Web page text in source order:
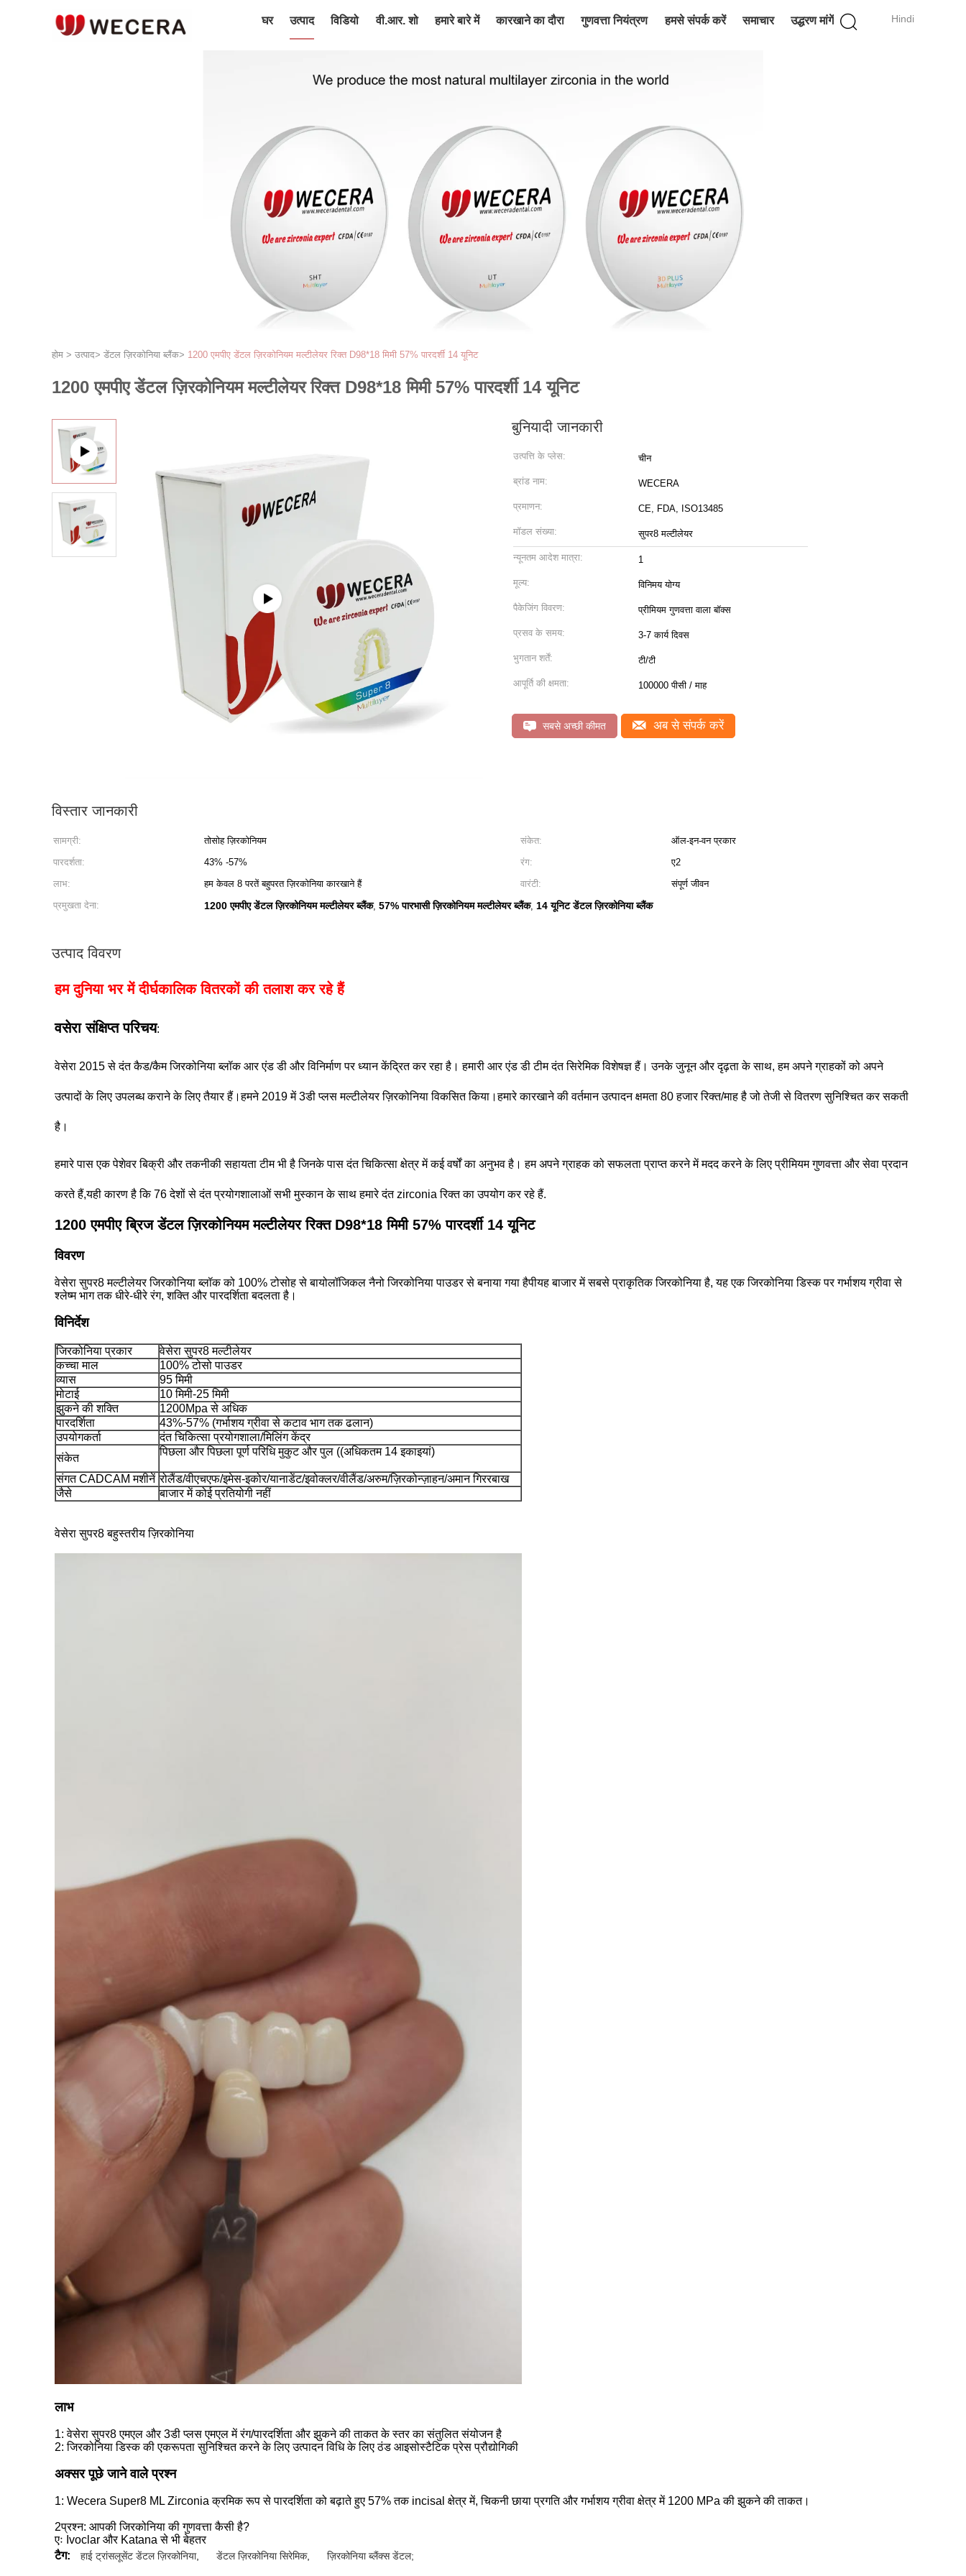
Hindi
घर उत्पाद विडियो वी.आर. शो हमारे बारे में कारखाने का दौरा गुणवत्ता नियंत्रण हमसे संपर्क करें समाचार उद्धरण मांगें
होम > उत्पाद> डेंटल ज़िरकोनिया ब्लैंक> 1200 एमपीए डेंटल ज़िरकोनियम मल्टीलेयर रिक्त D98*18 मिमी 57% पारदर्शी 14 यूनिट
1200 एमपीए डेंटल ज़िरकोनियम मल्टीलेयर रिक्त D98*18 मिमी 57% पारदर्शी 14 यूनिट
बुनियादी जानकारी
उत्पत्ति के प्लेस: चीन
ब्रांड नाम: WECERA
प्रमाणन: CE, FDA, ISO13485
मॉडल संख्या: सुपर8 मल्टीलेयर
न्यूनतम आदेश मात्रा: 1
मूल्य: विनिमय योग्य
पैकेजिंग विवरण: प्रीमियम गुणवत्ता वाला बॉक्स
प्रसव के समय: 3-7 कार्य दिवस
भुगतान शर्तें: टी/टी
आपूर्ति की क्षमता: 100000 पीसी / माह
सबसे अच्छी कीमत अब से संपर्क करें
विस्तार जानकारी
सामग्री: तोसोह ज़िरकोनियम संकेत:
ऑल-इन-वन प्रकार
पारदर्शता:
43% -57% रंग:
ए2
लाभ:
हम केवल 8 परतें बहुपरत ज़िरकोनिया कारखाने हैं वारंटी:
संपूर्ण जीवन
प्रमुखता देना:
1200 एमपीए डेंटल ज़िरकोनियम मल्टीलेयर ब्लैंक, 57% पारभासी ज़िरकोनियम मल्टीलेयर ब्लैंक, 14 यूनिट डेंटल ज़िरकोनिया ब्लैंक
उत्पाद विवरण
हम दुनिया भर में दीर्घकालिक वितरकों की तलाश कर रहे हैं
वसेरा संक्षिप्त परिचय:
वेसेरा 2015 से दंत कैड/कैम जिरकोनिया ब्लॉक आर एंड डी और विनिर्माण पर ध्यान केंद्रित कर रहा है। हमारी आर एंड डी टीम दंत सिरेमिक विशेषज्ञ हैं। उनके जुनून और दृढ़ता के साथ, हम अपने ग्राहकों को अपने
उत्पादों के लिए उपलब्ध कराने के लिए तैयार हैं।हमने 2019 में 3डी प्लस मल्टीलेयर ज़िरकोनिया विकसित किया।हमारे कारखाने की वर्तमान उत्पादन क्षमता 80 हजार रिक्त/माह है जो तेजी से वितरण सुनिश्चित कर सकती
है।
हमारे पास एक पेशेवर बिक्री और तकनीकी सहायता टीम भी है जिनके पास दंत चिकित्सा क्षेत्र में कई वर्षों का अनुभव है। हम अपने ग्राहक को सफलता प्राप्त करने में मदद करने के लिए प्रीमियम गुणवत्ता और सेवा प्रदान
करते हैं,यही कारण है कि 76 देशों से दंत प्रयोगशालाओं सभी मुस्कान के साथ हमारे दंत zirconia रिक्त का उपयोग कर रहे हैं.
1200 एमपीए ब्रिज डेंटल ज़िरकोनियम मल्टीलेयर रिक्त D98*18 मिमी 57% पारदर्शी 14 यूनिट
विवरण
वेसेरा सुपर8 मल्टीलेयर जिरकोनिया ब्लॉक को 100% टोसोह से बायोलॉजिकल नैनो जिरकोनिया पाउडर से बनाया गया हैपीयह बाजार में सबसे प्राकृतिक जिरकोनिया है, यह एक जिरकोनिया डिस्क पर गर्भाशय ग्रीवा से
श्लेष्म भाग तक धीरे-धीरे रंग, शक्ति और पारदर्शिता बदलता है।
विनिर्देश
जिरकोनिया प्रकार
वेसेरा सुपर8 मल्टीलेयर
कच्चा माल
100% टोसो पाउडर
व्यास
95 मिमी
मोटाई
10 मिमी-25 मिमी
झुकने की शक्ति
1200Mpa से अधिक
पारदर्शिता
43%-57% (गर्भाशय ग्रीवा से कटाव भाग तक ढलान)
उपयोगकर्ता
दंत चिकित्सा प्रयोगशाला/मिलिंग केंद्र
संकेत
पिछला और पिछला पूर्ण परिधि मुकुट और पुल ((अधिकतम 14 इकाइयां)
संगत CADCAM मशीनें रोलैंड/वीएचएफ/इमेस-इकोर/यानाडेंट/इवोक्लर/वीलैंड/अरुम/ज़िरकोन्ज़ाहन/अमान गिररबाख
जैसे
बाजार में कोई प्रतियोगी नहीं
वेसेरा सुपर8 बहुस्तरीय ज़िरकोनिया
लाभ
1: वेसेरा सुपर8 एमएल और 3डी प्लस एमएल में रंग/पारदर्शिता और झुकने की ताकत के स्तर का संतुलित संयोजन है
2: जिरकोनिया डिस्क की एकरूपता सुनिश्चित करने के लिए उत्पादन विधि के लिए ठंड आइसोस्टैटिक प्रेस प्रौद्योगिकी
अक्सर पूछे जाने वाले प्रश्न
1: Wecera Super8 ML Zirconia क्रमिक रूप से पारदर्शिता को बढ़ाते हुए 57% तक incisal क्षेत्र में, चिकनी छाया प्रगति और गर्भाशय ग्रीवा क्षेत्र में 1200 MPa की झुकने की ताकत।
2प्रश्न: आपकी जिरकोनिया की गुणवत्ता कैसी है?
एः Ivoclar और Katana से भी बेहतर
टैग:
हाई ट्रांसलूसेंट डेंटल ज़िरकोनिया, डेंटल ज़िरकोनिया सिरेमिक, ज़िरकोनिया ब्लैंक्स डेंटल;